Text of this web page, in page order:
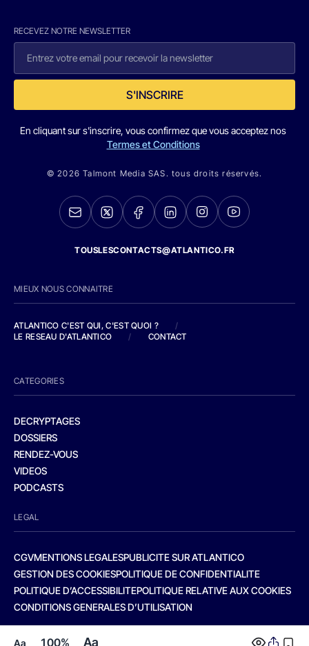
Aa 100% Aa
RECEVEZ NOTRE NEWSLETTER
S'INSCRIRE
En cliquant sur s'inscrire, vous confirmez que vous acceptez nos
Termes et Conditions
© 2026 Talmont Media SAS. tous droits réservés.
TOUSLESCONTACTS@ATLANTICO.FR
MIEUX NOUS CONNAITRE
ATLANTICO C'EST QUI, C'EST QUOI ?
/
LE RESEAU D'ATLANTICO
/ CONTACT
CATEGORIES
DECRYPTAGES
DOSSIERS
RENDEZ-VOUS
VIDEOS
PODCASTS
LEGAL
CGVMENTIONS LEGALESPUBLICITE SUR ATLANTICO
GESTION DES COOKIESPOLITIQUE DE CONFIDENTIALITE
POLITIQUE D’ACCESSIBILITEPOLITIQUE RELATIVE AUX COOKIES
CONDITIONS GENERALES D’UTILISATION